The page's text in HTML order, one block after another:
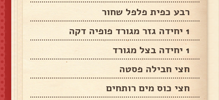
רבע כפית פלפל שחור
1 יחידה גזר מגורד פופיה דקה
1 יחידה בצל מגורד
חצי חבילה פסטה
חצי כוס מים רותחים